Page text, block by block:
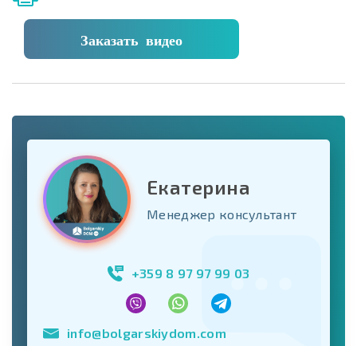
Заказать видео
Екатерина
Менеджер консультант
+359 8 97 97 99 03
info@bolgarskiydom.com